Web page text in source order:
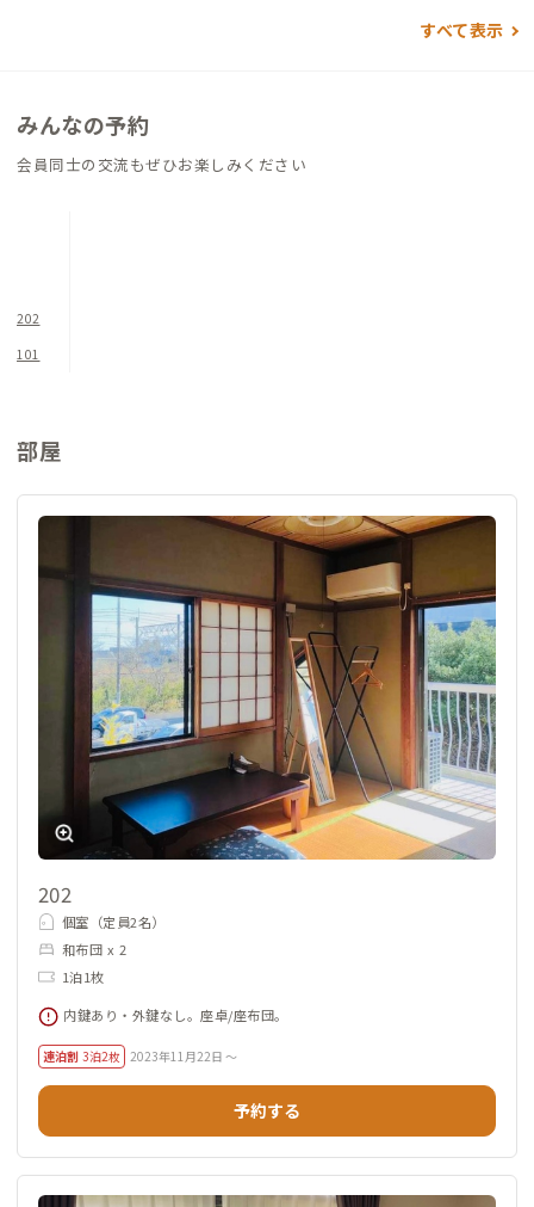
すべて表示
みんなの予約
会員同士の交流もぜひお楽しみください
202
101
部屋
202
個室（定員2名）
和布団 x 2
1泊1枚
内鍵あり・外鍵なし。座卓/座布団。
連泊割 3泊2枚 2023年11月22日 ～
予約する